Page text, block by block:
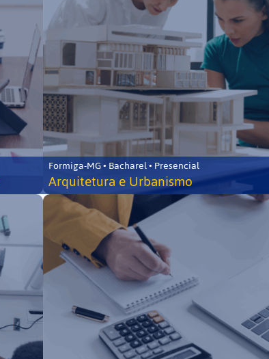
Formiga-MG • Bacharel • Presencial
Arquitetura e Urbanismo